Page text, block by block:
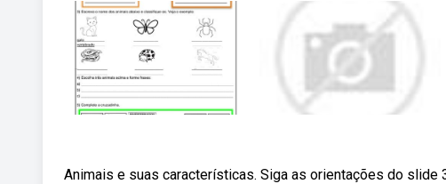
Animais e suas características. Siga as orientações do